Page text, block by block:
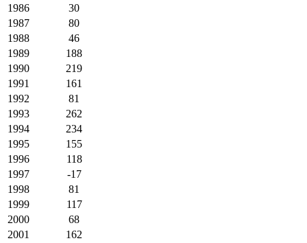
1986
30
1987
80
1988
46
1989
188
1990
219
1991
161
1992
81
1993
262
1994
234
1995
155
1996
118
1997
-17
1998
81
1999
117
2000
68
2001
162